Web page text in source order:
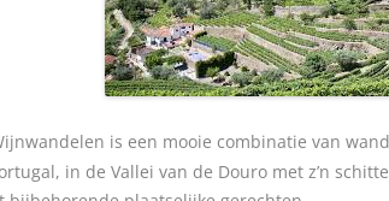
is een mooie combinatie van
in de Vallei van de Douro met z’n